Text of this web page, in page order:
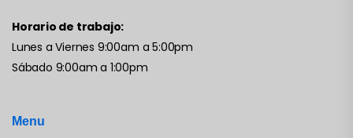
Horario de trabajo:
Lunes a Viernes 9:00am a 5:00pm
Sábado 9:00am a 1:00pm
Menu